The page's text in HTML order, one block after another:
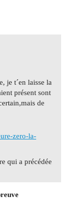
je t´en laisse la
présent sont
de
zero-la-
qui a précédée